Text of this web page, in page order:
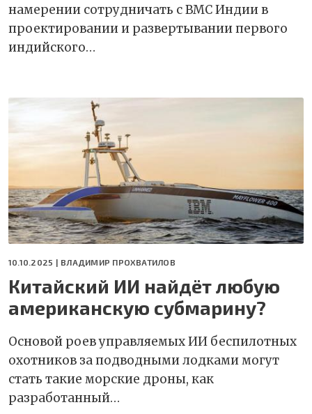
намерении сотрудничать с ВМС Индии в
проектировании и развертывании первого
индийского…
10.10.2025 | ВЛАДИМИР ПРОХВАТИЛОВ
Китайский ИИ найдёт любую
американскую субмарину?
Основой роев управляемых ИИ беспилотных
охотников за подводными лодками могут
стать такие морские дроны, как
разработанный…